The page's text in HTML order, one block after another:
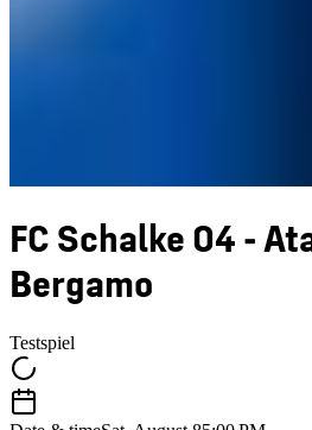
FC Schalke 04 -
Bergamo
Testspiel